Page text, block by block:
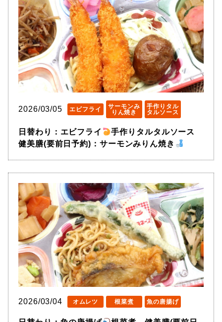
2026/03/05 エビフライ
サーモンみ
りん焼き
手作りタル
タルソース
日替わり：エビフライ
手作りタルタルソース
健美膳(要前日予約)：サーモンみりん焼き
2026/03/04 オムレツ 根菜煮 魚の唐揚げ